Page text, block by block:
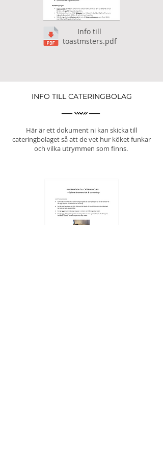
Info till
toastmsters.pdf
INFO TILL CATERINGBOLAG
Här är ett dokument ni kan skicka till
cateringbolaget så att de vet hur köket funkar
och vilka utrymmen som finns.